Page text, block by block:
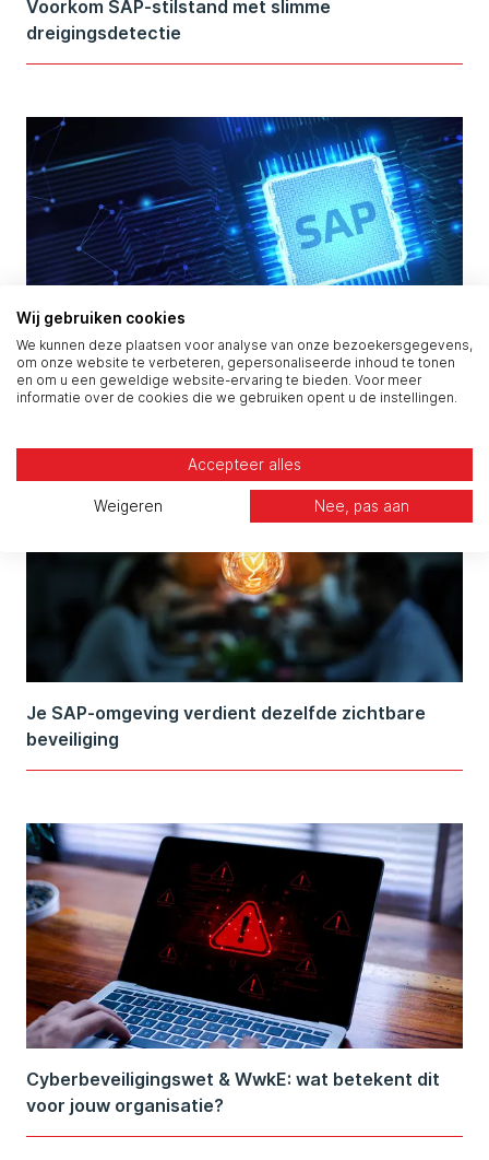
Voorkom SAP-stilstand met slimme
dreigingsdetectie
SAP als hart: draait het op volle kracht?
Je SAP-omgeving verdient dezelfde zichtbare
beveiliging
Cyberbeveiligingswet & WwkE: wat betekent dit
voor jouw organisatie?
Wij gebruiken cookies
We kunnen deze plaatsen voor analyse van onze bezoekersgegevens,
om onze website te verbeteren, gepersonaliseerde inhoud te tonen
en om u een geweldige website-ervaring te bieden. Voor meer
informatie over de cookies die we gebruiken opent u de instellingen.
Accepteer alles
Weigeren Nee, pas aan